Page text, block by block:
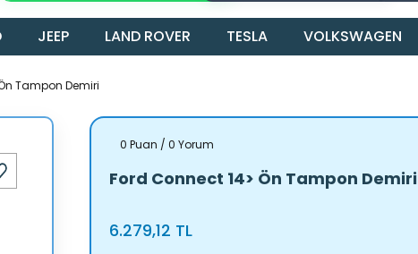
JEEP LAND ROVER TESLA VOLKSWAGEN
Tampon Demiri
0 Puan / 0 Yorum
Ford Connect 14> Ön Tampon Demiri
6.279,12 TL